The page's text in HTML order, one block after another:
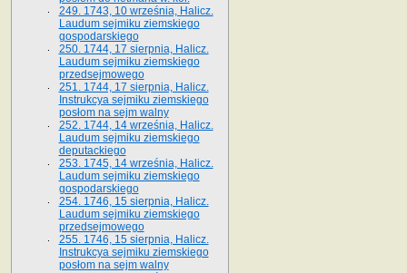
249. 1743, 10 września, Halicz.
Laudum sejmiku ziemskiego
gospodarskiego
250. 1744, 17 sierpnia, Halicz.
Laudum sejmiku ziemskiego
przedsejmowego
251. 1744, 17 sierpnia, Halicz.
Instrukcya sejmiku ziemskiego
posłom na sejm walny
252. 1744, 14 września, Halicz.
Laudum sejmiku ziemskiego
deputackiego
253. 1745, 14 września, Halicz.
Laudum sejmiku ziemskiego
gospodarskiego
254. 1746, 15 sierpnia, Halicz.
Laudum sejmiku ziemskiego
przedsejmowego
255. 1746, 15 sierpnia, Halicz.
Instrukcya sejmiku ziemskiego
posłom na sejm walny